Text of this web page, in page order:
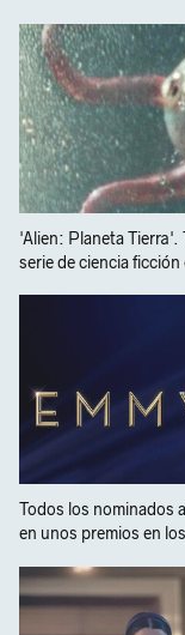
'Alien: Planeta Tierra'.
serie de ciencia ficción
Todos los nominados
en unos premios en